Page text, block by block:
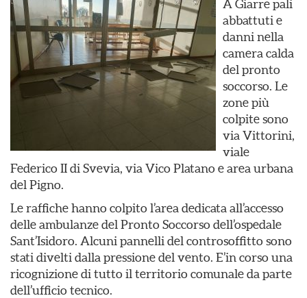
A Giarre pali
abbattuti e
danni nella
camera calda
del pronto
soccorso. Le
zone più
colpite sono
via Vittorini,
viale
Federico II di Svevia, via Vico Platano e area urbana
del Pigno.
Le raffiche hanno colpito l’area dedicata all’accesso
delle ambulanze del Pronto Soccorso dell’ospedale
Sant’Isidoro. Alcuni pannelli del controsoffitto sono
stati divelti dalla pressione del vento. E’in corso una
ricognizione di tutto il territorio comunale da parte
dell’ufficio tecnico.